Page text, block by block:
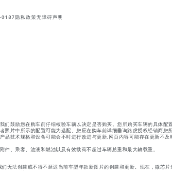
0187隐私政策无障碍声明
鼓励您在购车前仔细核验车辆以决定是否购买。您所购买车辆的具体
片中所示的配置可能为选配。您应在购车前详细垂询路虎授权经销商
技术规格和设备可能会不时进行改进与更新,网页内容可能存在更新不及
、乘客、油液和燃油以及有效载荷不超过车辆总重和最大轴载重。
无法创建或不得不延迟当前车型年款新图片的创建和更新。现在，微